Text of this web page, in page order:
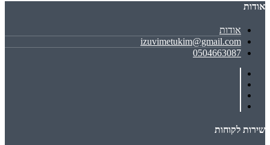
אודות
אודות
izuvimetukim@gmail.com
0504663087
שירות לקוחות